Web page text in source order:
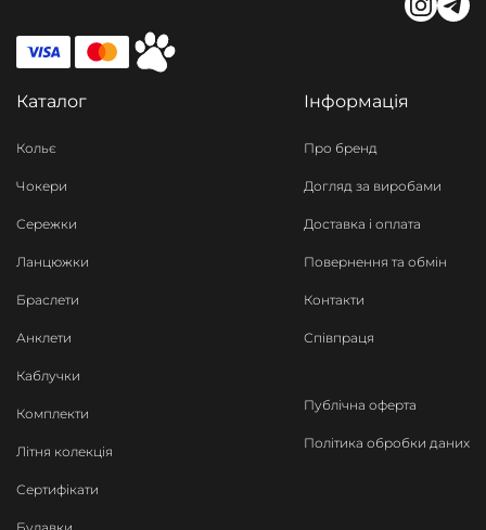
Каталог
Кольє
Чокери
Сережки
Ланцюжки
Браслети
Анклети
Каблучки
Комплекти
Літня колекція
Сертифікати
Інформація
Про бренд
Догляд за виробами
Доставка і оплата
Повернення та обмін
Контакти
Співпраця
Публічна оферта
Політика обробки даних